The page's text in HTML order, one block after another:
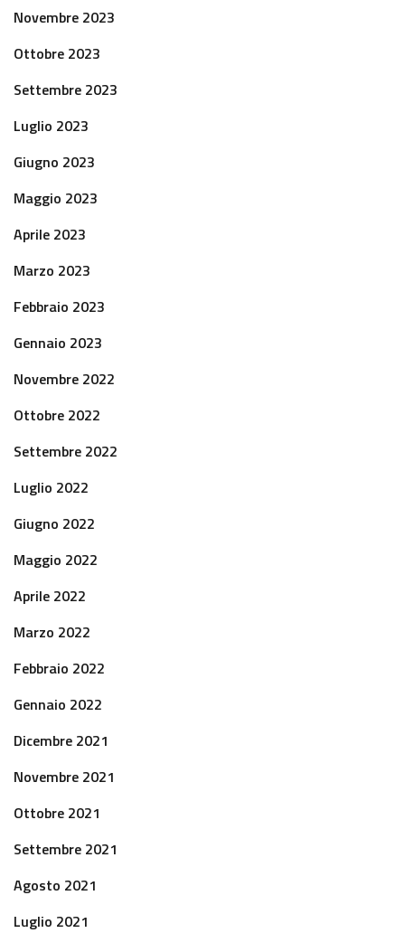
Novembre 2023
Ottobre 2023
Settembre 2023
Luglio 2023
Giugno 2023
Maggio 2023
Aprile 2023
Marzo 2023
Febbraio 2023
Gennaio 2023
Novembre 2022
Ottobre 2022
Settembre 2022
Luglio 2022
Giugno 2022
Maggio 2022
Aprile 2022
Marzo 2022
Febbraio 2022
Gennaio 2022
Dicembre 2021
Novembre 2021
Ottobre 2021
Settembre 2021
Agosto 2021
Luglio 2021